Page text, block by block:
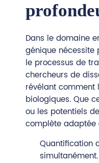
Dans le domaine
génique nécessite
le processus de
chercheurs de
révélant comment
biologiques. Que
ou les potentiels
complète adaptée
Quantification
simultanément.